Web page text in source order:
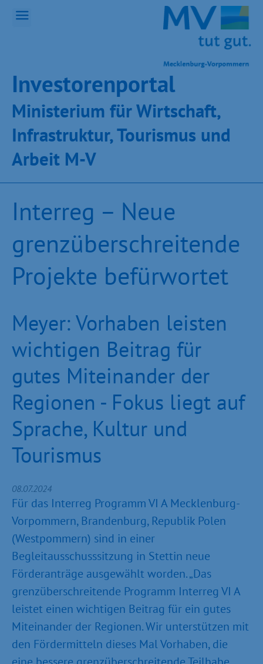
Inves­toren­por­tal
Ministeri­um für Wirt­schaft,
Infra­struk­tur, Tou­ris­mus und
Ar­beit M-V
Interreg – Neue
grenzüberschreitende
Projekte befürwortet
Meyer: Vorhaben leisten
wichtigen Beitrag für
gutes Miteinander der
Regionen - Fokus liegt auf
Sprache, Kultur und
Tourismus
08.07.2024
Für das Interreg Programm VI A Mecklenburg-
Vorpommern, Brandenburg, Republik Polen
(Westpommern) sind in einer
Begleitausschusssitzung in Stettin neue
Förderanträge ausgewählt worden. „Das
grenzüberschreitende Programm Interreg VI A
leistet einen wichtigen Beitrag für ein gutes
Miteinander der Regionen. Wir unterstützen mit
den Fördermitteln dieses Mal Vorhaben, die